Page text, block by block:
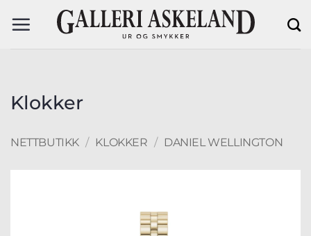
Klokker
NETTBUTIKK / KLOKKER / DANIEL WELLINGTON